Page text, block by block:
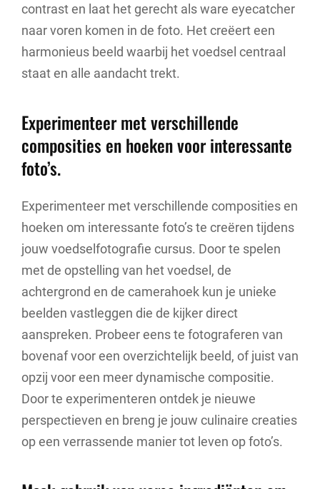
contrast en laat het gerecht als ware eyecatcher
naar voren komen in de foto. Het creëert een
harmonieus beeld waarbij het voedsel centraal
staat en alle aandacht trekt.
Experimenteer met verschillende
composities en hoeken voor interessante
foto’s.
Experimenteer met verschillende composities en
hoeken om interessante foto’s te creëren tijdens
jouw voedselfotografie cursus. Door te spelen
met de opstelling van het voedsel, de
achtergrond en de camerahoek kun je unieke
beelden vastleggen die de kijker direct
aanspreken. Probeer eens te fotograferen van
bovenaf voor een overzichtelijk beeld, of juist van
opzij voor een meer dynamische compositie.
Door te experimenteren ontdek je nieuwe
perspectieven en breng je jouw culinaire creaties
op een verrassende manier tot leven op foto’s.